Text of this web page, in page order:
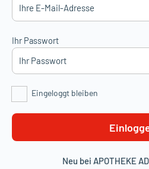
Ihr Passwort
Eingeloggt bleiben
Neu bei APOTHEKE